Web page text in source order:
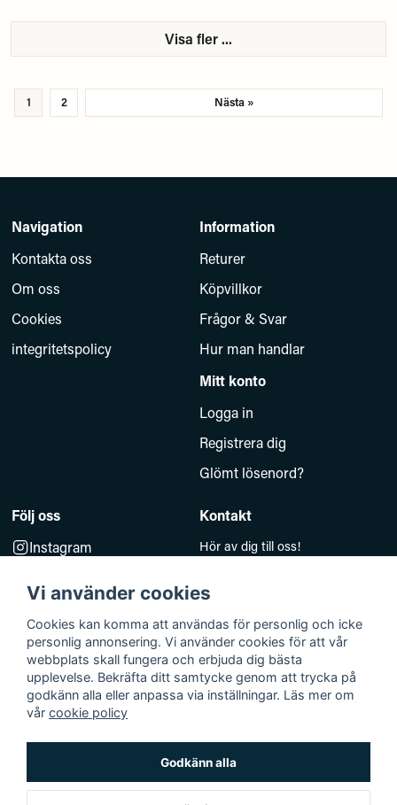
Visa fler ...
1 2 Nästa »
Navigation
Kontakta oss
Om oss
Cookies
integritetspolicy
Information
Returer
Köpvillkor
Frågor & Svar
Hur man handlar
Mitt konto
Logga in
Registrera dig
Glömt lösenord?
Följ oss
Instagram
Kontakt
Hör av dig till oss!
kundsupport@baddkompaniet.se
Telefon:044-813 00
Org.nr 5594278177
Björkhagavägen 11
28832 Vinslöv
Bäddkompaniet © 2026 Alla rättigheter reserverade
Org.nr 559261-4985
Vi använder cookies
Cookies kan komma att användas för personlig och icke
personlig annonsering. Vi använder cookies för att vår
webbplats skall fungera och erbjuda dig bästa
upplevelse. Bekräfta ditt samtycke genom att trycka på
godkänn alla eller anpassa via inställningar. Läs mer om
vår cookie policy
Godkänn alla